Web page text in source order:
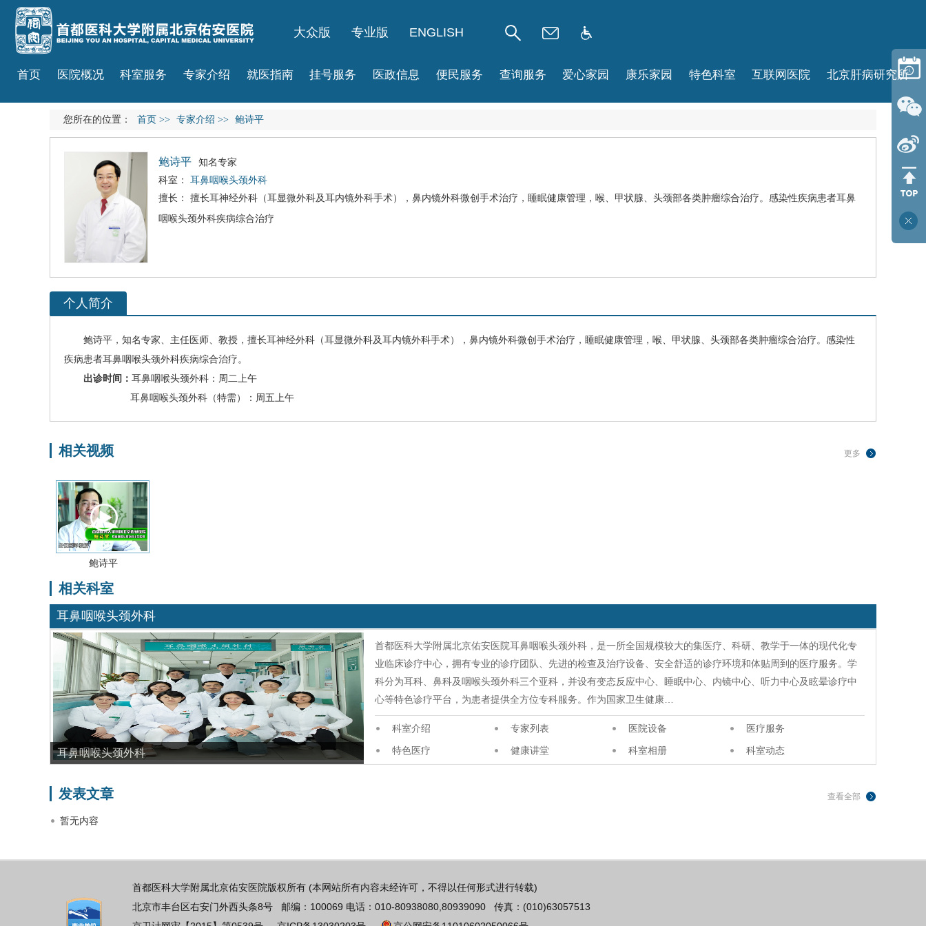
大众版 专业版 ENGLISH
首页 医院概况 科室服务 专家介绍 就医指南 挂号服务 医政信息 便民服务 查询服务 爱心家园 康乐家园 特色科室 互联网医院 北京肝病研究所
您所在的位置： 首页 >> 专家介绍 >> 鲍诗平
鲍诗平
知名专家
科室： 耳鼻咽喉头颈外科
擅长： 擅长耳神经外科（耳显微外科及耳内镜外科手术），鼻内镜外科微创手术治疗，睡眠健康管理，喉、甲状腺、头颈部各类肿瘤综合治疗。感染性疾病患者耳鼻
咽喉头颈外科疾病综合治疗
个人简介
鲍诗平 ， 知名专家、 主任医师、教授，擅长耳神经外科（耳显微外科及耳内镜外科手术），鼻内镜外科微创手术治疗，睡眠健康管理，喉、甲状腺、头颈部各类肿瘤综合治疗。感染性
疾病患者耳鼻咽喉头颈外科疾病综合治疗。
出诊时间： 耳鼻咽喉头颈外科：周二上午
耳鼻咽喉头颈外科（特需）：周五上午
更多
相关视频
鲍诗平
相关科室
耳鼻咽喉头颈外科
耳鼻咽喉头颈外科
首都医科大学附属北京佑安医院耳鼻咽喉头颈外科，是一所全国规模较大的集医疗、科研、教学于一体的现代化专
业临床诊疗中心，拥有专业的诊疗团队、先进的检查及治疗设备、安全舒适的诊疗环境和体贴周到的医疗服务。学
科分为耳科、鼻科及咽喉头颈外科三个亚科，并设有变态反应中心、睡眠中心、内镜中心、听力中心及眩晕诊疗中
心等特色诊疗平台，为患者提供全方位专科服务。作为国家卫生健康…
科室介绍 专家列表 医院设备
医疗服务
特色医疗
健康讲堂 科室相册 科室动态
查看全部
发表文章
暂无内容
首都医科大学附属北京佑安医院版权所有 (本网站所有内容未经许可，不得以任何形式进行转载)
北京市丰台区右安门外西头条8号 邮编：100069 电话：010-80938080,80939090 传真：(010)63057513